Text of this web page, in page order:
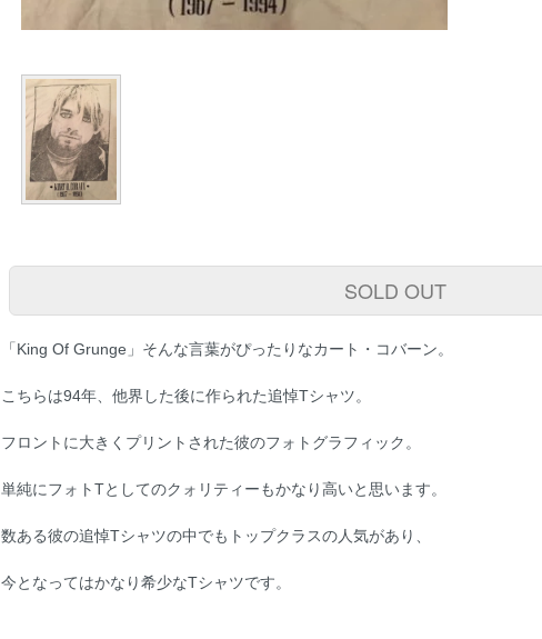
SOLD OUT
「King Of Grunge」そんな言葉がぴったりなカート・コバーン。
こちらは94年、他界した後に作られた追悼Tシャツ。
フロントに大きくプリントされた彼のフォトグラフィック。
単純にフォトTとしてのクォリティーもかなり高いと思います。
数ある彼の追悼Tシャツの中でもトップクラスの人気があり、
今となってはかなり希少なTシャツです。